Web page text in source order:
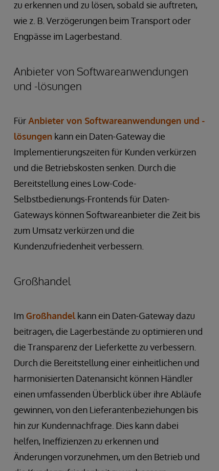
zu erkennen und zu lösen, sobald sie auftreten,
wie z. B. Verzögerungen beim Transport oder
Engpässe im Lagerbestand.
Anbieter von Softwareanwendungen
und -lösungen
FürAnbieter von Softwareanwendungen und -
lösungen kann ein Daten-Gateway die
Implementierungszeiten für Kunden verkürzen
und die Betriebskosten senken. Durch die
Bereitstellung eines Low-Code-
Selbstbedienungs-Frontends für Daten-
Gateways können Softwareanbieter die Zeit bis
zum Umsatz verkürzen und die
Kundenzufriedenheit verbessern.
Großhandel
Im Großhandel kann ein Daten-Gateway dazu
beitragen, die Lagerbestände zu optimieren und
die Transparenz der Lieferkette zu verbessern.
Durch die Bereitstellung einer einheitlichen und
harmonisierten Datenansicht können Händler
einen umfassenden Überblick über ihre Abläufe
gewinnen, von den Lieferantenbeziehungen bis
hin zur Kundennachfrage. Dies kann dabei
helfen, Ineffizienzen zu erkennen und
Änderungen vorzunehmen, um den Betrieb und